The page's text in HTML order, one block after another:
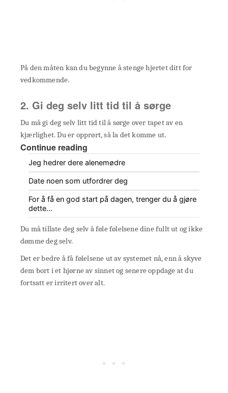
På den måten kan du begynne å stenge hjertet ditt for
vedkommende.
2. Gi deg selv litt tid til å sørge
Du må gi deg selv litt tid til å sørge over tapet av en
kjærlighet. Du er opprørt, så la det komme ut.
Continue reading
Jeg hedrer dere alenemødre
Date noen som utfordrer deg
For å få en god start på dagen, trenger du å gjøre
dette…
Du må tillate deg selv å føle følelsene dine fullt ut og ikke
dømme deg selv.
Det er bedre å få følelsene ut av systemet nå, enn å skyve
dem bort i et hjørne av sinnet og senere oppdage at du
fortsatt er irritert over alt.